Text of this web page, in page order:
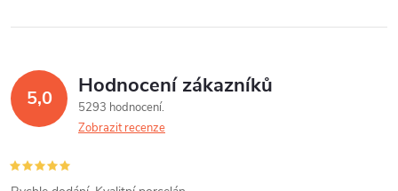
5,0 Hodnocení zákazníků
5293 hodnocení
Zobrazit recenze